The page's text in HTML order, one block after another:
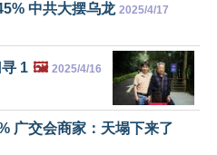
中共大摆乌龙 2025/4/17
1 🖼️ 2025/4/16
广交会商家：天塌下来了